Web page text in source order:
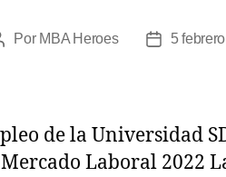
Por MBA Heroes 5
de la Universidad
Laboral 2022